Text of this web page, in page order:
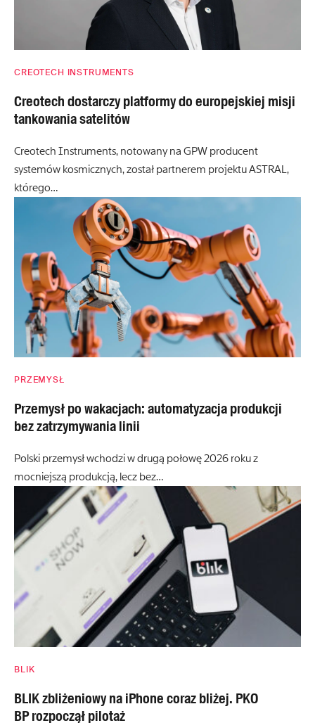
CREOTECH INSTRUMENTS
Creotech dostarczy platformy do europejskiej misji
tankowania satelitów
Creotech Instruments, notowany na GPW producent
systemów kosmicznych, został partnerem projektu ASTRAL,
którego…
PRZEMYSŁ
Przemysł po wakacjach: automatyzacja produkcji
bez zatrzymywania linii
Polski przemysł wchodzi w drugą połowę 2026 roku z
mocniejszą produkcją, lecz bez…
BLIK
BLIK zbliżeniowy na iPhone coraz bliżej. PKO
BP rozpoczął pilotaż